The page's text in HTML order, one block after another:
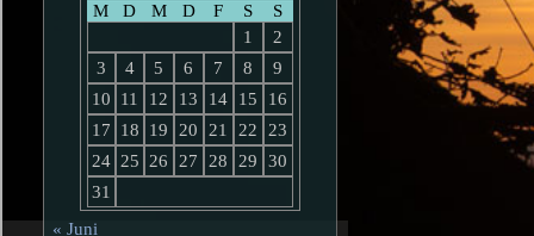
M
D M D F S
S
1
2
3
4 5 6 7 8
9
10
11 12 13 14 15
16
17
18 19 20 21 22
23
24 25 26 27 28 29
30
31
« Juni